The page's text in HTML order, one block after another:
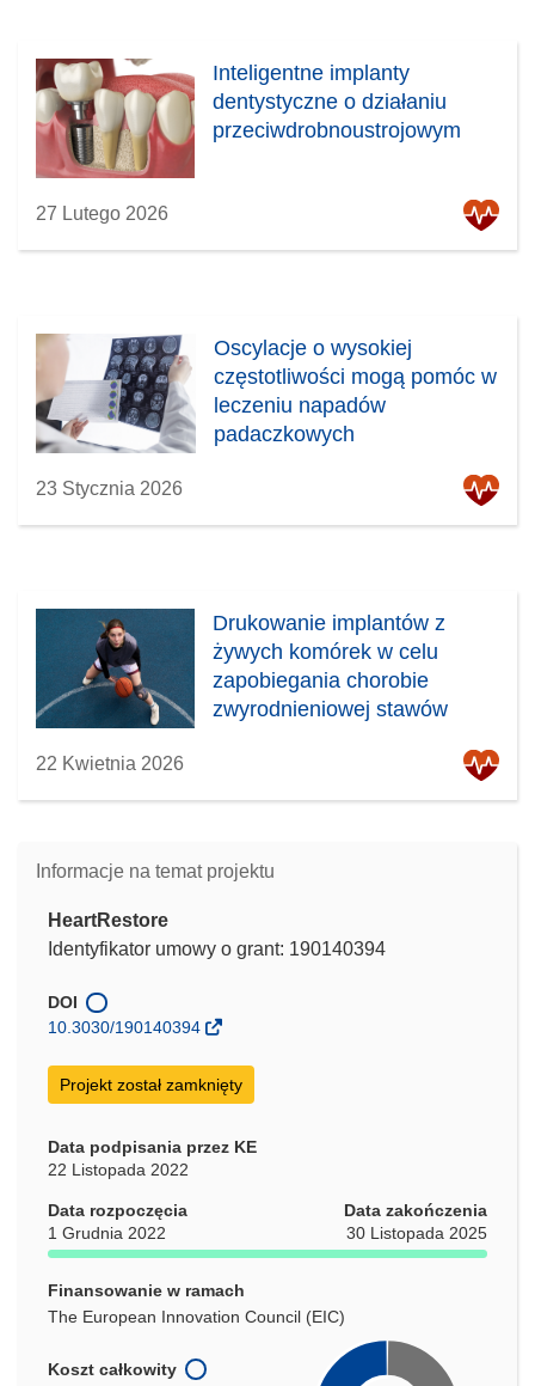
Inteligentne implanty
dentystyczne o działaniu
przeciwdrobnoustrojowym
27 Lutego 2026
Oscylacje o wysokiej
częstotliwości mogą pomóc w
leczeniu napadów
padaczkowych
23 Stycznia 2026
Drukowanie implantów z
żywych komórek w celu
zapobiegania chorobie
zwyrodnieniowej stawów
22 Kwietnia 2026
Informacje na temat projektu
HeartRestore
Identyfikator umowy o grant: 190140394
DOI
10.3030/190140394
Projekt został zamknięty
Data podpisania przez KE
22 Listopada 2022
Data rozpoczęcia
1 Grudnia 2022
Data zakończenia
30 Listopada 2025
Finansowanie w ramach
The European Innovation Council (EIC)
Koszt całkowity